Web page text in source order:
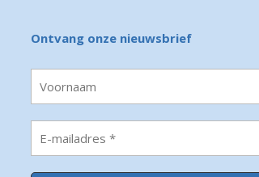
Ontvang onze nieuwsbrief